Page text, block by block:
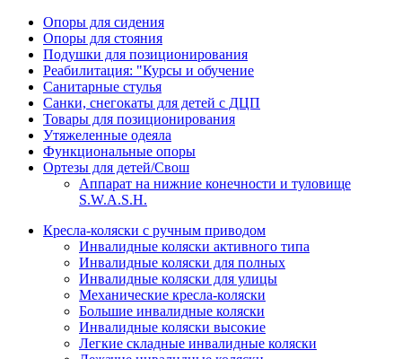
Опоры для сидения
Опоры для стояния
Подушки для позиционирования
Реабилитация: "Курсы и обучение
Санитарные стулья
Санки, снегокаты для детей с ДЦП
Товары для позиционирования
Утяжеленные одеяла
Функциональные опоры
Ортезы для детей/Свош
Аппарат на нижние конечности и туловище
S.W.A.S.H.
Кресла-коляски с ручным приводом
Инвалидные коляски активного типа
Инвалидные коляски для полных
Инвалидные коляски для улицы
Механические кресла-коляски
Большие инвалидные коляски
Инвалидные коляски высокие
Легкие складные инвалидные коляски